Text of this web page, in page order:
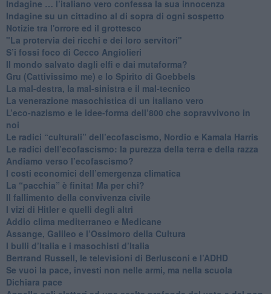
​Indagine … l’italiano vero confessa la sua innocenza
Indagine su un cittadino al di sopra di ogni sospetto
Notizie tra l'orrore ed il grottesco
"La protervia dei ricchi e dei loro servitori"
S’i fossi foco di Cecco Angiolieri
​Il mondo salvato dagli elfi e dai mutaforma?
Gru (Cattivissimo me) e lo Spirito di Goebbels
​La mal-destra, la mal-sinistra e il mal-tecnico
​La venerazione masochistica di un italiano vero
​L’eco-nazismo e le idee-forma dell’800 che sopravvivono in
noi
​Le radici “culturali” dell’ecofascismo, Nordio e Kamala Harris
Le radici dell’ecofascismo: la purezza della terra e della razza
Andiamo verso l’ecofascismo?
I costi economici dell’emergenza climatica
​La “pacchia” è finita! Ma per chi?
​Il fallimento della convivenza civile
​I vizi di Hitler e quelli degli altri
Addio clima mediterraneo e Medicane
​Assange, Galileo e l’Ossimoro della Cultura
​I bulli d’Italia e i masochisti d’Italia
​Bertrand Russell, le televisioni di Berlusconi e l’ADHD
​Se vuoi la pace, investi non nelle armi, ma nella scuola
​Dichiara pace